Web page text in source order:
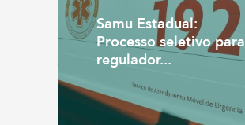
Samu Estadual:
Processo seletivo para
regulador...